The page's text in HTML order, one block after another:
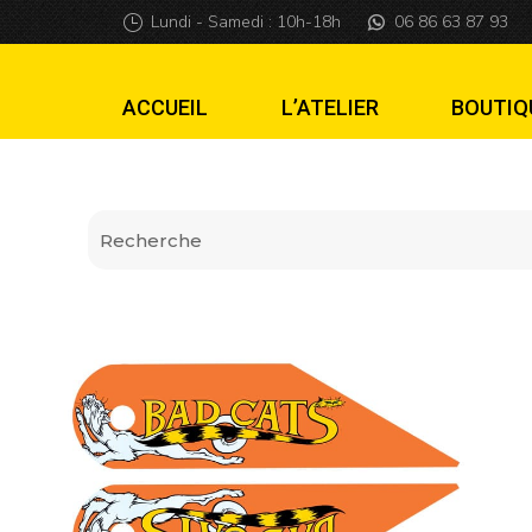
Cache Hinges
Lundi - Samedi : 10h-18h 06 86 63 87 93
ACCUEIL L’ATELIER